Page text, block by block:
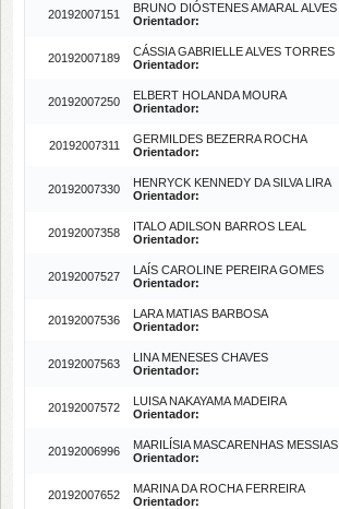
20192007151
BRUNO DIÓSTENES AMARAL ALVES
Orientador:
20192007189
CÁSSIA GABRIELLE ALVES TORRES
Orientador:
20192007250
ELBERT HOLANDA MOURA
Orientador:
20192007311
GERMILDES BEZERRA ROCHA
Orientador:
20192007330
HENRYCK KENNEDY DA SILVA LIRA
Orientador:
20192007358
ITALO ADILSON BARROS LEAL
Orientador:
20192007527
LAÍS CAROLINE PEREIRA GOMES
Orientador:
20192007536
LARA MATIAS BARBOSA
Orientador:
20192007563
LINA MENESES CHAVES
Orientador:
20192007572
LUISA NAKAYAMA MADEIRA
Orientador:
20192006996
MARILÍSIA MASCARENHAS MESSIAS
Orientador:
20192007652
MARINA DA ROCHA FERREIRA
Orientador: